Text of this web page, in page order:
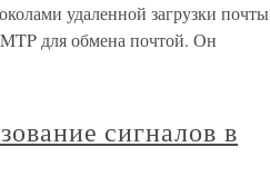
удаленной загрузки почты
для обмена почтой. Он
сигналов в